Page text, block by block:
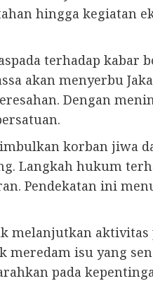
hingga kegiatan
terhadap kabar
akan menyerbu
Dengan
korban jiwa
Langkah hukum
Pendekatan ini
isu yang
pada